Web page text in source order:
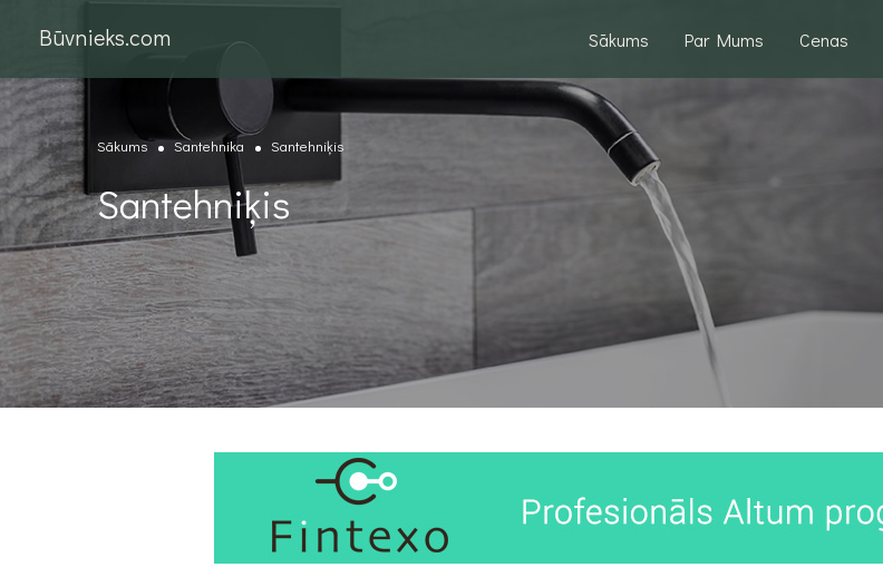
Būvnieks.com Sākums Par Mums Cenas
Sākums Santehnika Santehniķis
Santehniķis